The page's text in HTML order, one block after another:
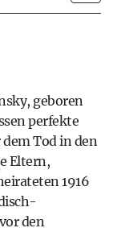
geboren
perfekte
Tod in den
Eltern,
1916
den